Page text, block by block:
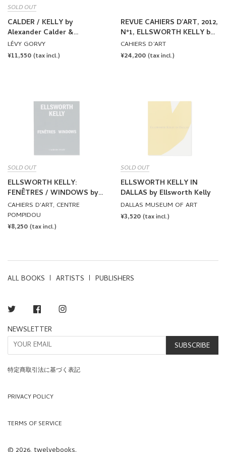
SOLD OUT
CALDER / KELLY by
Alexander Calder &
Ellsworth Kelly
LÉVY GORVY
REGULAR
¥11,550 (tax incl.)
REVUE CAHIERS D’ART, 2012,
N°1, ELLSWORTH KELLY by
Ellsworth Kelly
CAHIERS D’ART
REGULAR
¥24,200 (tax incl.)
SOLD OUT
ELLSWORTH KELLY:
FENÊTRES / WINDOWS by
Ellsworth Kelly
CAHIERS D'ART, CENTRE
POMPIDOU
REGULAR
¥8,250 (tax incl.)
SOLD OUT
ELLSWORTH KELLY IN
DALLAS by Ellsworth Kelly
DALLAS MUSEUM OF ART
REGULAR
¥3,520 (tax incl.)
ALL BOOKS ARTISTS PUBLISHERS
Twitter Facebook
NEWSLETTER
SUBSCRIBE
特定商取引法に基づく表記
PRIVACY POLICY
TERMS OF SERVICE